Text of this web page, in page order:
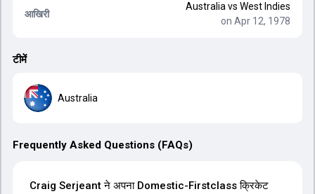
आखिरी
Australia vs West Indies
on Apr 12, 1978
टीमें
Australia
Frequently Asked Questions (FAQs)
Craig Serjeant ने अपना Domestic-Firstclass क्रिकेट